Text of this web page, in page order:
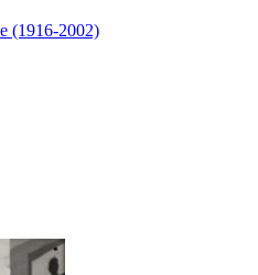
(1916-2002)